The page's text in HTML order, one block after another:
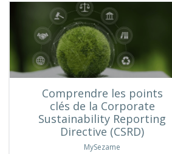
Comprendre les points
clés de la Corporate
Sustainability Reporting
Directive (CSRD)
MySezame